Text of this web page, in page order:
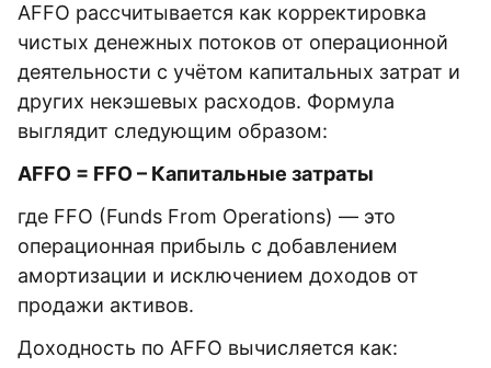
AFFO рассчитывается как корректировка
чистых денежных потоков от операционной
деятельности с учётом капитальных затрат и
других некэшевых расходов. Формула
выглядит следующим образом:
AFFO = FFO – Капитальные затраты
где FFO (Funds From Operations) — это
операционная прибыль с добавлением
амортизации и исключением доходов от
продажи активов.
Доходность по AFFO вычисляется как: